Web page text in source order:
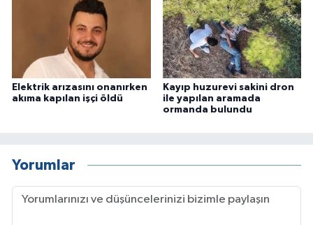
Elektrik arızasını onanırken
akıma kapılan işçi öldü
Kayıp huzurevi sakini dron
ile yapılan aramada
ormanda bulundu
Yorumlar